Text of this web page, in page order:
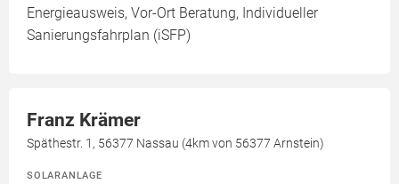
Energieausweis, Vor-Ort Beratung, Individueller
Sanierungsfahrplan (iSFP)
Franz Krämer
Späthestr. 1, 56377 Nassau (4km von 56377 Arnstein)
SOLARANLAGE